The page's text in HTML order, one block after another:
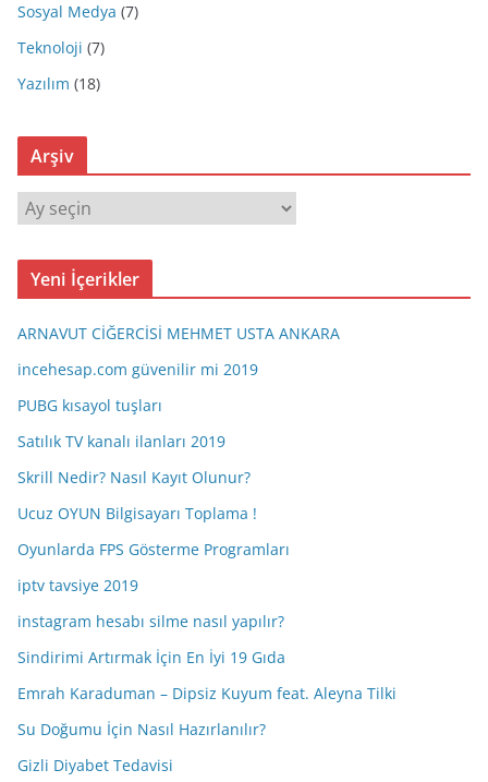
Sosyal Medya (7)
Teknoloji (7)
Yazılım (18)
Arşiv
r
ş
Yeni İçerikler
ARNAVUT CİĞERCİSİ MEHMET USTA ANKARA
incehesap.com güvenilir mi 2019
PUBG kısayol tuşları
Satılık TV kanalı ilanları 2019
Skrill Nedir? Nasıl Kayıt Olunur?
Ucuz OYUN Bilgisayarı Toplama !
Oyunlarda FPS Gösterme Programları
iptv tavsiye 2019
instagram hesabı silme nasıl yapılır?
Sindirimi Artırmak İçin En İyi 19 Gıda
Emrah Karaduman – Dipsiz Kuyum feat. Aleyna Tilki
Su Doğumu İçin Nasıl Hazırlanılır?
Gizli Diyabet Tedavisi